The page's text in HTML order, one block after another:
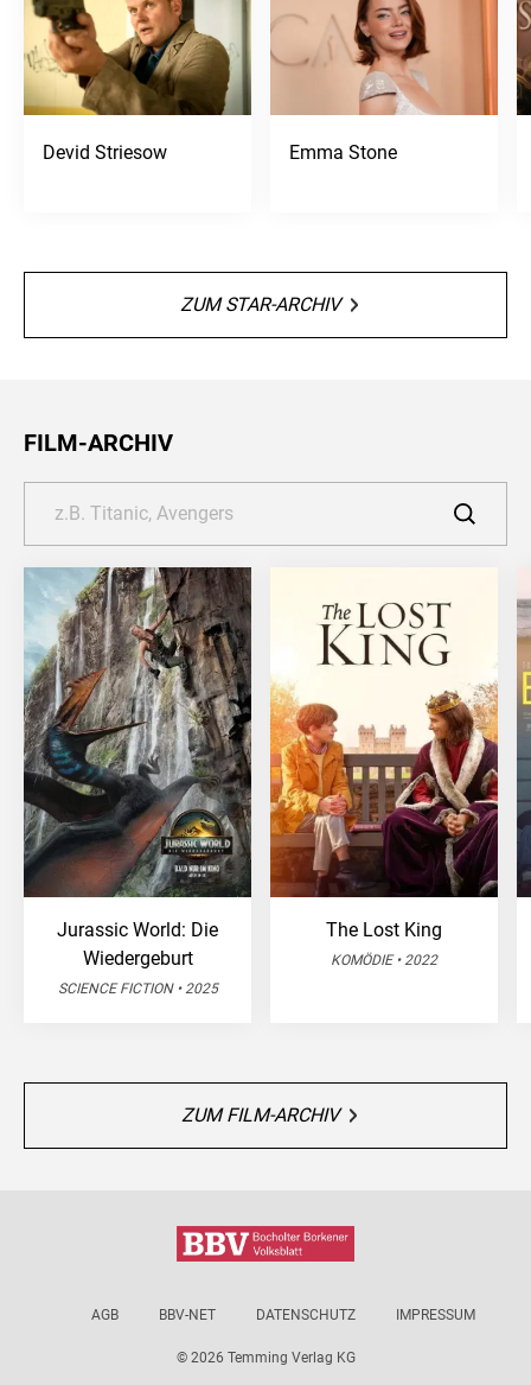
Devid Striesow Emma Stone
ZUM STAR-ARCHIV
FILM-ARCHIV
Jurassic World: Die
Wiedergeburt
SCIENCE FICTION • 2025
The Lost King
KOMÖDIE • 2022
ZUM FILM-ARCHIV
AGB BBV-NET DATENSCHUTZ IMPRESSUM
© 2026 Temming Verlag KG